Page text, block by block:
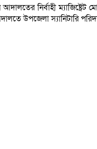
নির্বাহী
উপজেলা স্যানিটারি